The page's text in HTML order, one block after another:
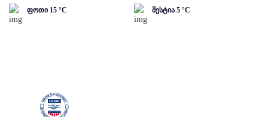
ფოთი 15 °C მესტია 5 °C